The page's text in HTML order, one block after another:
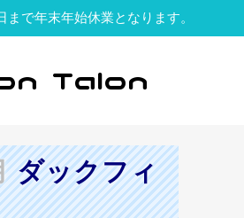
まで年末年始休業となります。
ダックフィ